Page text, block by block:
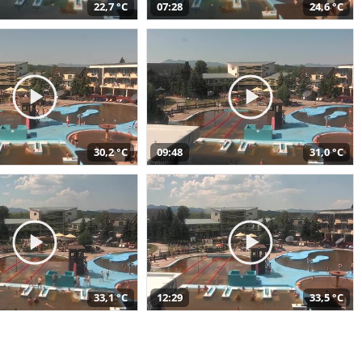
22,7 °C 07:28 24,6 °C
30,2 °C 09:48 31,0 °C
33,1 °C 12:29 33,5 °C